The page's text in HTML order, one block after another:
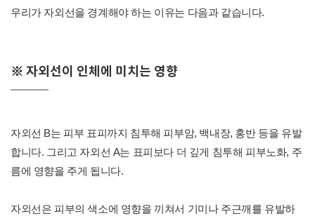
우리가 자외선을 경계해야 하는 이유는 다음과 같습니다.
※ 자외선이 인체에 미치는 영향
자외선 B는 피부 표피까지 침투해 피부암, 백내장, 홍반 등을 유발
합니다. 그리고 자외선 A는 표피보다 더 깊게 침투해 피부노화, 주
름에 영향을 주게 됩니다.
자외선은 피부의 색소에 영향을 끼쳐서 기미나 주근깨를 유발하